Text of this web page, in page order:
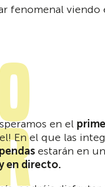
fenomenal
en el
En el que las
estarán en
en directo.